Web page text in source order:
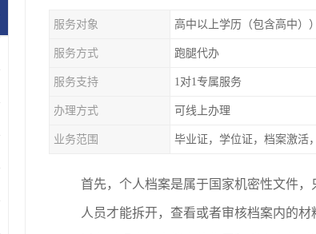
服务对象 高中以上学历（包含高中））
服务方式 跑腿代办
服务支持 1对1专属服务
办理方式 可线上办理
业务范围 毕业证，学位证，档案激活
首先，个人档案是属于国家机密性文件
人员才能拆开，查看或者审核档案内的